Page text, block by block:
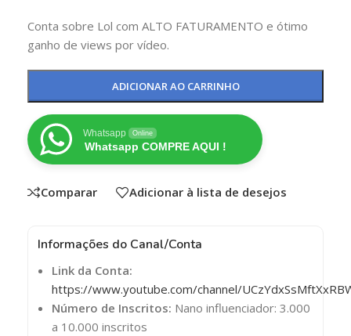
Conta sobre Lol com ALTO FATURAMENTO e ótimo
ganho de views por vídeo.
ADICIONAR AO CARRINHO
Whatsapp Online
Whatsapp COMPRE AQUI !
Comparar Adicionar à lista de desejos
Informações do Canal/Conta
Link da Conta:
https://www.youtube.com/channel/
Número de Inscritos: Nano influenciador: 3.000
a 10.000 inscritos